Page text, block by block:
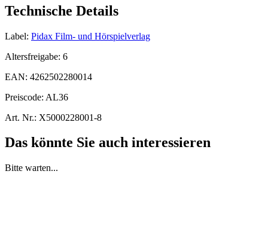
Technische Details
Label: Pidax Film- und Hörspielverlag
Altersfreigabe: 6
EAN: 4262502280014
Preiscode: AL36
Art. Nr.: X5000228001-8
Das könnte Sie auch interessieren
Bitte warten...